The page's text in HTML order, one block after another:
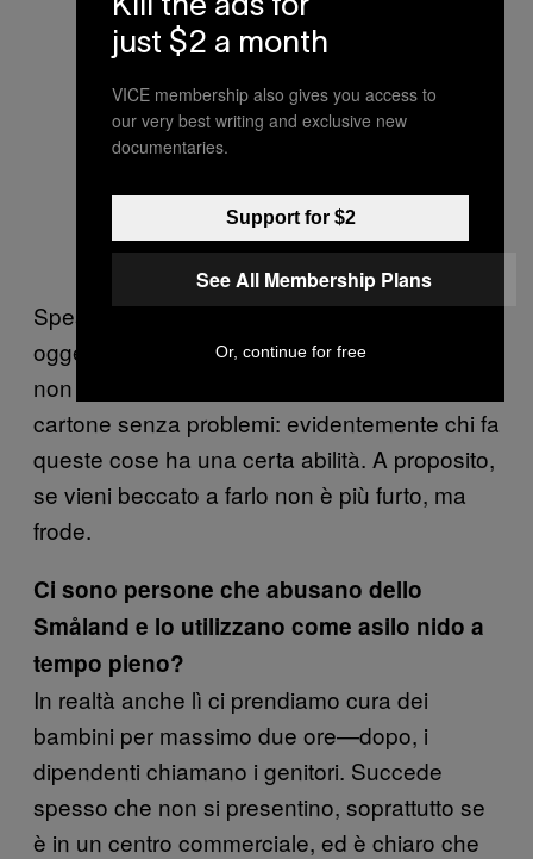
Spesso troviamo anche cartoni in cui gli
oggetti sono stati scambiati. Personalmente
non riesco mai a rimettere un oggetto in un
cartone senza problemi: evidentemente chi fa
queste cose ha una certa abilità. A proposito,
se vieni beccato a farlo non è più furto, ma
frode.
Ci sono persone che abusano dello
Småland e lo utilizzano come asilo nido a
tempo pieno?
In realtà anche lì ci prendiamo cura dei
bambini per massimo due ore—dopo, i
dipendenti chiamano i genitori. Succede
spesso che non si presentino, soprattutto se
è in un centro commerciale, ed è chiaro che
Kill the ads for
just $2 a month
VICE membership also gives you access to
our very best writing and exclusive new
documentaries.
Support for $2
See All Membership Plans
Or, continue for free